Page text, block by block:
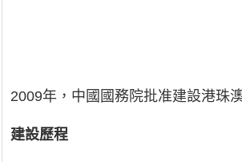
2009年，中國國務院批准建設港珠
建設歷程